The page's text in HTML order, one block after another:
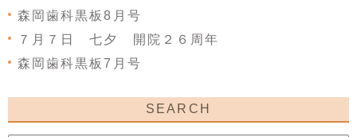
森岡歯科黒板8月号
７月７日 七夕 開院２６周年
森岡歯科黒板7月号
SEARCH